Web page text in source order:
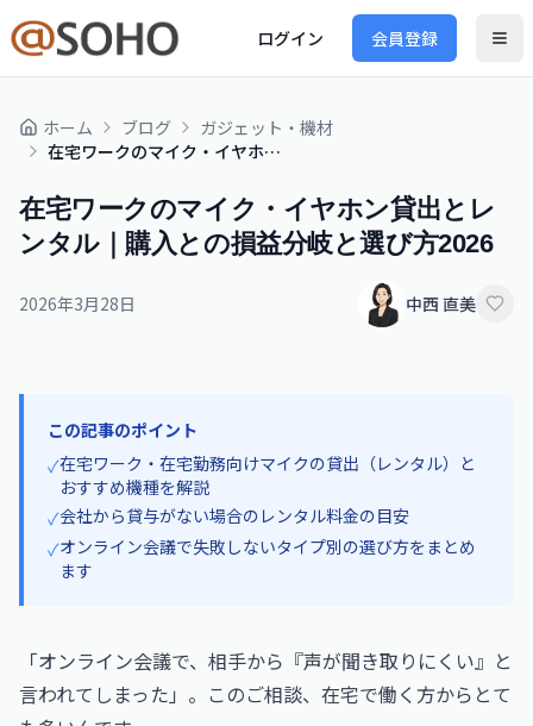
ログイン 会員登録
ホーム ブログ
ガジェット・機材
在宅ワークのマイク・イヤホン貸出とレンタル｜購入との損益分岐と選び方2026
在宅ワークのマイク・イヤホン貸出とレ
ンタル｜購入との損益分岐と選び方2026
2026年3月28日 中西 直美
この記事のポイント
✓在宅ワーク・在宅勤務向けマイクの貸出（レンタル）と
おすすめ機種を解説
✓会社から貸与がない場合のレンタル料金の目安
✓オンライン会議で失敗しないタイプ別の選び方をまとめ
ます
「オンライン会議で、相手から『声が聞き取りにくい』と
言われてしまった」。このご相談、在宅で働く方からとて